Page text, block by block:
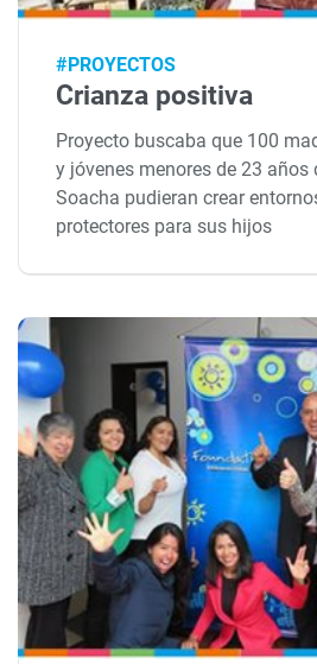
#PROYECTOS
Crianza positiva
Proyecto buscaba que 100
y jóvenes menores de 23
Soacha pudieran crear
protectores para sus hijos